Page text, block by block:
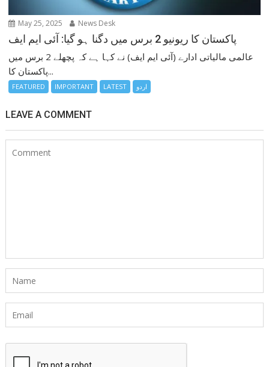
May 25, 2025 News Desk
پاکستان کا ریونیو 2 برس میں دگنا ہو گیا: آئی ایم ایف
عالمی مالیاتی ادارے (آئی ایم ایف) نے کہا ہے کہ پچھلے 2 برس میں
پاکستان کا...
FEATURED IMPORTANT LATEST اردو
LEAVE A COMMENT